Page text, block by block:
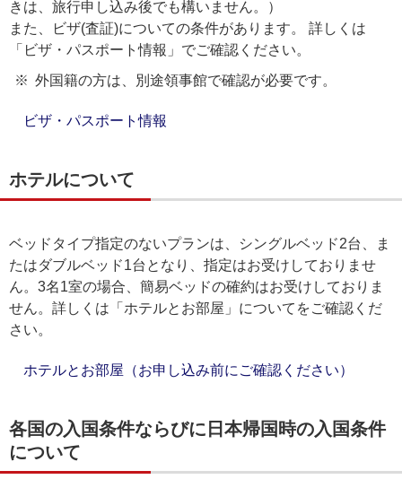
きは、旅行申し込み後でも構いません。）
また、ビザ(査証)についての条件があります。 詳しくは
「ビザ・パスポート情報」でご確認ください。
外国籍の方は、別途領事館で確認が必要です。
ビザ・パスポート情報
ホテルについて
ベッドタイプ指定のないプランは、シングルベッド2台、ま
たはダブルベッド1台となり、指定はお受けしておりませ
ん。3名1室の場合、簡易ベッドの確約はお受けしておりま
せん。詳しくは「ホテルとお部屋」についてをご確認くだ
さい。
ホテルとお部屋（お申し込み前にご確認ください）
各国の入国条件ならびに日本帰国時の入国条件
について